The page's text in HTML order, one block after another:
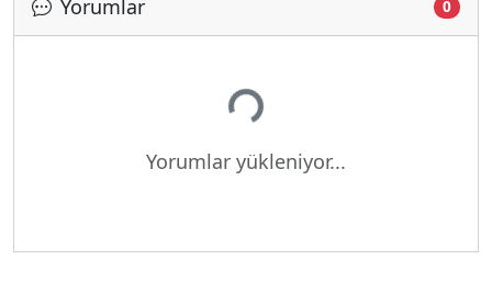
Yorumlar 0
Yükleniyor...
Yorumlar yükleniyor...